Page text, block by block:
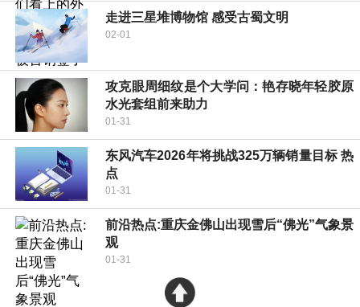
走进三星堆博物馆 感受古蜀文明
02-01
攻克眼周细纹是个大学问：艳存晓年轻胶原
水光套组前来助力
01-31
东风汽车2026年将挑战325万辆销量目标 热
点
01-31
前沿热点:重庆金佛山出现雪后“佛光”气象景
观
01-31